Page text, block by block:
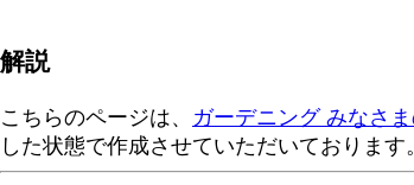
解説
こちらのページは、 ガーデニング みなさ
した状態で作成させていただいておりま